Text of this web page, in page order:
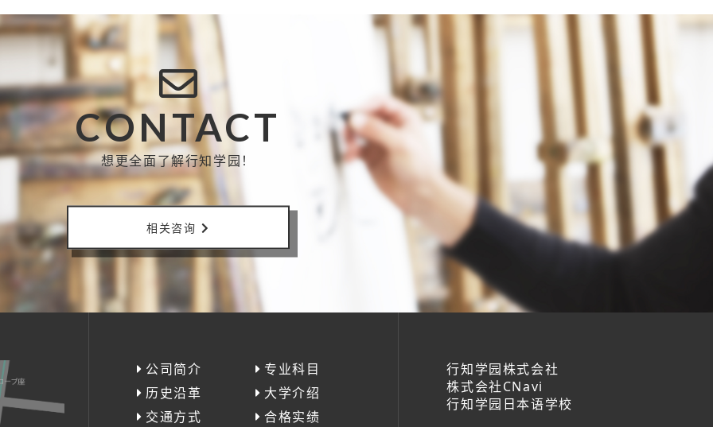
CONTACT
想更全面了解行知学园！
相关咨询
公司简介
历史沿革
交通方式
专业科目
大学介绍
合格实绩
行知学园株式会社
株式会社CNavi
行知学园日本语学校